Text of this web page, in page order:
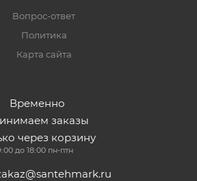
Вопрос-ответ
Политика
Карта сайта
Временно
заказы
через корзину
до 18:00 пн-птн